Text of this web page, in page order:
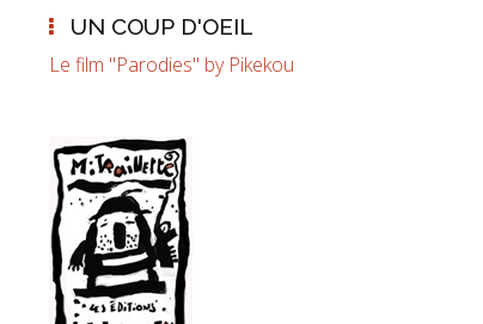
UN COUP D'OEIL
Le film "Parodies" by Pikekou